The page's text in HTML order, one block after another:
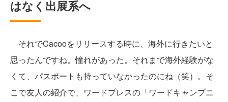
はなく出展系へ
それでCacooをリリースする時に、海外に行きたいと
思ったんですね。憧れがあった。それまで海外経験がな
くて、パスポートも持っていなかったのにね（笑）。そ
こで友人の紹介で、ワードプレスの「ワードキャンプニ